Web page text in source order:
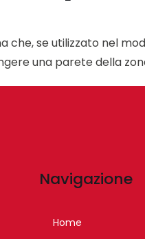
che, se utilizzato nel
una parete della
Navigazione
Home